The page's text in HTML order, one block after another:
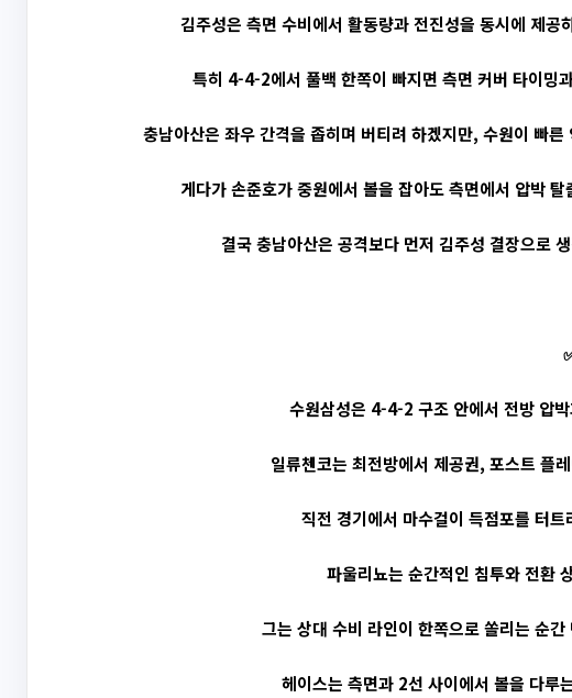
김주성은 측면 수비에서 활동량과 전진성을 동시에 제
특히 4-4-2에서 풀백 한쪽이 빠지면 측면 커버 타이밍
충남아산은 좌우 간격을 좁히며 버티려 하겠지만, 수원이 빠
게다가 손준호가 중원에서 볼을 잡아도 측면에서 압박
결국 충남아산은 공격보다 먼저 김주성 결장으로
수원삼성은 4-4-2 구조 안에서 전방 압
일류첸코는 최전방에서 제공권, 포스트 플
직전 경기에서 마수걸이 득점포를 터
파울리뇨는 순간적인 침투와 전환
그는 상대 수비 라인이 한쪽으로 쏠리는 순
헤이스는 측면과 2선 사이에서 볼을 다루